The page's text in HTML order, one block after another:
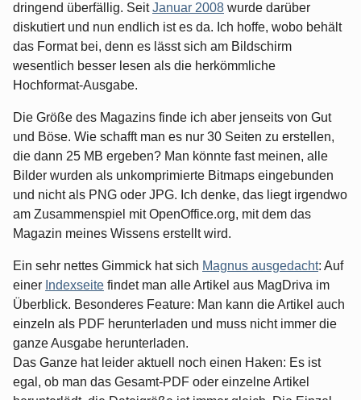
dringend überfällig. SeitJanuar 2008 wurde darüber
diskutiert und nun endlich ist es da. Ich hoffe, wobo behält
das Format bei, denn es lässt sich am Bildschirm
wesentlich besser lesen als die herkömmliche
Hochformat-Ausgabe.
Die Größe des Magazins finde ich aber jenseits von Gut
und Böse. Wie schafft man es nur 30 Seiten zu erstellen,
die dann 25 MB ergeben? Man könnte fast meinen, alle
Bilder wurden als unkomprimierte Bitmaps eingebunden
und nicht als PNG oder JPG. Ich denke, das liegt irgendwo
am Zusammenspiel mit OpenOffice.org, mit dem das
Magazin meines Wissens erstellt wird.
Ein sehr nettes Gimmick hat sich Magnus ausgedacht: Auf
einer Indexseite findet man alle Artikel aus MagDriva im
Überblick. Besonderes Feature: Man kann die Artikel auch
einzeln als PDF herunterladen und muss nicht immer die
ganze Ausgabe herunterladen.
Das Ganze hat leider aktuell noch einen Haken: Es ist
egal, ob man das Gesamt-PDF oder einzelne Artikel